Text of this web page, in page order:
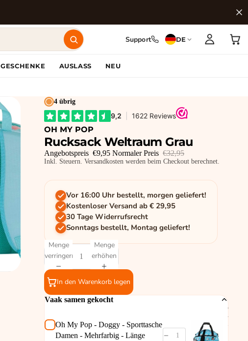
Support DE
GESCHENKE AUSLASS NEU
4 übrig
OH MY POP
Rucksack Weltraum Grau
Angebotspreis €9,95 Normaler Preis €32,95
Inkl. Steuern. Versandkosten werden beim Checkout berechnet.
Vor 16:00 Uhr bestellt, morgen geliefert!
Kostenloser Versand ab € 29,95
30 Tage Widerrufsrecht
Sonntags bestellt, Montag geliefert!
Menge
verringern
Menge
erhöhen
In den Warenkorb legen
Vaak samen gekocht
Oh My Pop - Doggy - Sporttasche
Damen - Mehrfarbig - Länge
Oh
-